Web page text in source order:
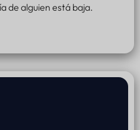
de alguien está baja.